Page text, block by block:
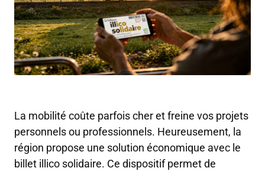
La mobilité coûte parfois cher et freine vos projets
personnels ou professionnels. Heureusement, la
région propose une solution économique avec le
billet illico solidaire. Ce dispositif permet de